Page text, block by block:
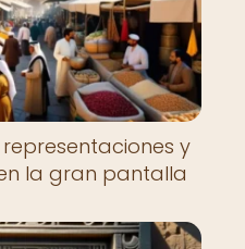
y
la gran pantalla